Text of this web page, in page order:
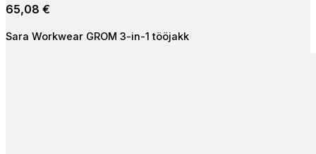
65,08 €
Sara Workwear GROM 3-in-1 tööjakk